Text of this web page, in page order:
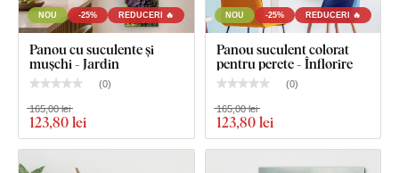
Cârlig(e) montat(e) în prealabil pe partea din spate a
tabloului
Instrucțiuni clare pentru montaj
NOU -25% REDUCERI 🔥
Panou cu suculente și
mușchi - Jardin
(0)
123,80 lei
165,00 lei
NOU -25% REDUCERI 🔥
Panou suculent colorat
pentru perete - Înflorire
(0)
123,80 lei
165,00 lei